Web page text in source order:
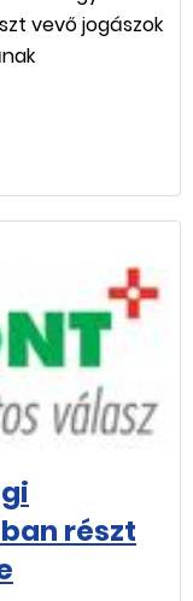
vevő jogászok
részt